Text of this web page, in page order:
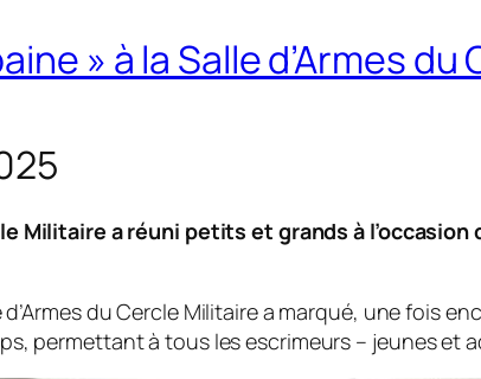
» à la Salle d’Armes
Militaire a réuni petits et grands à
du Cercle Militaire a marqué, une fois
permettant à tous les escrimeurs – jeunes